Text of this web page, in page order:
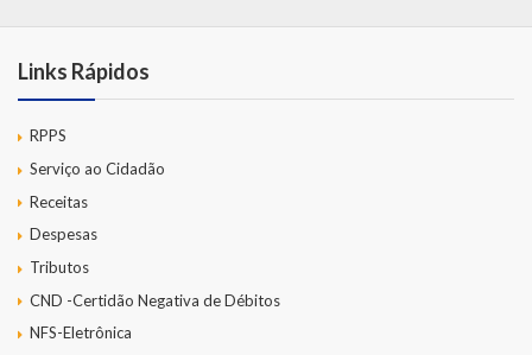
Links Rápidos
RPPS
Serviço ao Cidadão
Receitas
Despesas
Tributos
CND -Certidão Negativa de Débitos
NFS-Eletrônica